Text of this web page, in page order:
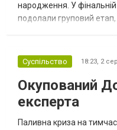
народження. У
подолали груповий етап,
Суспільство 18:23, 2
Окупований
експерта
Паливна криза на